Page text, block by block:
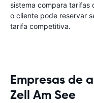
sistema compara tarifas
o cliente pode reservar
tarifa competitiva.
Empresas de
Zell Am See